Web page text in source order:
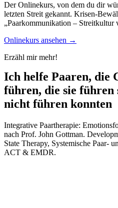
Der Onlinekurs, von dem du dir
letzten Streit gekannt. Krisen-
„Paarkommunikation – Streitkultur
Onlinekurs ansehen →
Erzähl mir mehr!
Ich helfe Paaren, die
führen, die sie
nicht führen konnten
Integrative Paartherapie:
nach Prof. John Gottman.
State Therapy, Systemische Paar-
ACT & EMDR.